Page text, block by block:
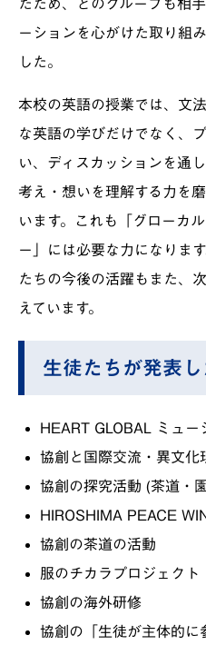
たため、どのグループも相
ーションを心がけた取り組
した。
本校の英語の授業では、文
な英語の学びだけでなく、
い、ディスカッションを通
考え・想いを理解する力を
います。これも「グローカ
ー」には必要な力になりま
たちの今後の活躍もまた、
えています。
生徒たちが発表
HEART GLOBAL ミュー
協創と国際交流・異文化
協創の探究活動 (茶道・
HIROSHIMA PEACE
協創の茶道の活動
服のチカラプロジェクト
協創の海外研修
協創の「生徒が主体的に